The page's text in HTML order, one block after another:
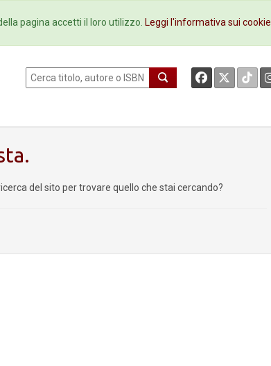
Ebookstore Contatti
del sito per trovare quello che stai cercando?
pagina accetti il loro utilizzo. Leggi l'informativa sui cookie